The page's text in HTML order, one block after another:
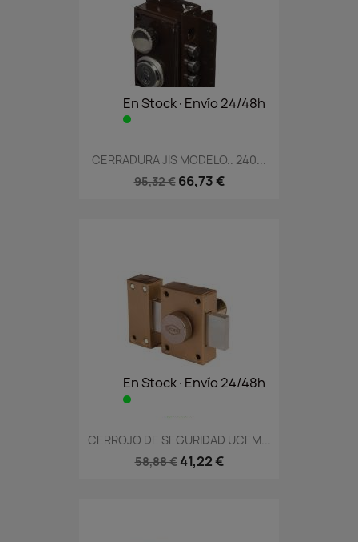
En Stock·Envío 24/48h
CERRADURA JIS MODELO.. 240...
95,32 € 66,73 €
En Stock·Envío 24/48h
CERROJO DE SEGURIDAD UCEM...
58,88 € 41,22 €